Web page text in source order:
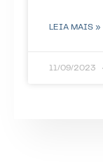
LEIA MAIS »
11/09/2023